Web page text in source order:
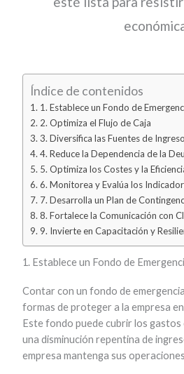
Índice de contenidos
1. Establece un Fondo de
2. Optimiza el Flujo de Caja
3. Diversifica las Fuentes de Ingreso
4. Reduce la Dependencia de la
5. Optimiza los Costes y la
6. Monitorea y Evalúa los
7. Desarrolla un Plan de
8. Fortalece la Comunicación con
9. Invierte en Capacitación y
1. Establece un Fondo de
Contar con un fondo de
formas de proteger a la empresa
Este fondo puede cubrir los
una disminución repentina de
empresa mantenga sus